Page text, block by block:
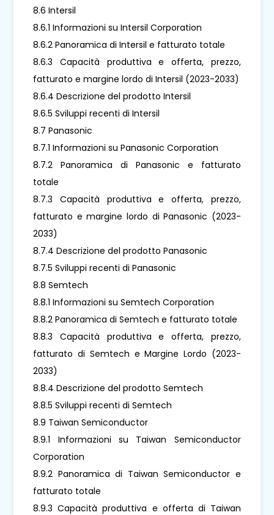
8.6 Intersil
8.6.1 Informazioni su Intersil Corporation
8.6.2 Panoramica di Intersil e fatturato totale
8.6.3 Capacità produttiva e offerta, prezzo,
fatturato e margine lordo di Intersil (2023-2033)
8.6.4 Descrizione del prodotto Intersil
8.6.5 Sviluppi recenti di Intersil
8.7 Panasonic
8.7.1 Informazioni su Panasonic Corporation
8.7.2 Panoramica di Panasonic e fatturato
totale
8.7.3 Capacità produttiva e offerta, prezzo,
fatturato e margine lordo di Panasonic (2023-
2033)
8.7.4 Descrizione del prodotto Panasonic
8.7.5 Sviluppi recenti di Panasonic
8.8 Semtech
8.8.1 Informazioni su Semtech Corporation
8.8.2 Panoramica di Semtech e fatturato totale
8.8.3 Capacità produttiva e offerta, prezzo,
fatturato di Semtech e Margine Lordo (2023-
2033)
8.8.4 Descrizione del prodotto Semtech
8.8.5 Sviluppi recenti di Semtech
8.9 Taiwan Semiconductor
8.9.1 Informazioni su Taiwan Semiconductor
Corporation
8.9.2 Panoramica di Taiwan Semiconductor e
fatturato totale
8.9.3 Capacità produttiva e offerta di Taiwan